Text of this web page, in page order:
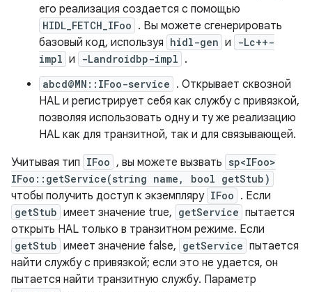
его реализация создается с помощью
HIDL_FETCH_IFoo . Вы можете сгенерировать
базовый код, используя hidl-gen и
-Lc++-
impl и -Landroidbp-impl .
abcd@MN::IFoo-service . Открывает сквозной
HAL и регистрирует себя как службу с привязкой,
позволяя использовать одну и ту же реализацию
HAL как для транзитной, так и для связывающей.
Учитывая тип IFoo , вы можете вызвать sp<IFoo>
IFoo::getService(string name, bool getStub)
чтобы получить доступ к экземпляру IFoo . Если
getStub имеет значение true, getService пытается
открыть HAL только в транзитном режиме. Если
getStub имеет значение false, getService пытается
найти службу с привязкой; если это не удается, он
пытается найти транзитную службу. Параметр